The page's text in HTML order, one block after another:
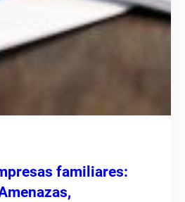
familiares: